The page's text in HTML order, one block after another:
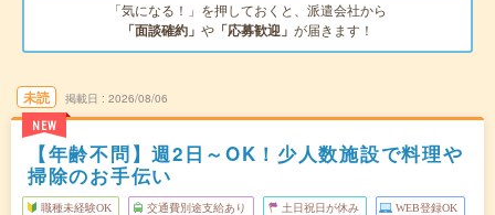
「気になる！」を押しておくと、派遣会社から
「面談確約」 や 「応募歓迎」 が届きます！
未読
NEW
掲載日 2026/08/06
【年齢不問】週2日～OK！少人数施設で料理や
掃除のお手伝い
職種未経験OK 交通費別途支給あり 土日祝日が休み WEB登録OK